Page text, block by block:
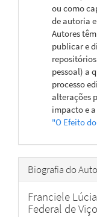
ou como
de autoria
Autores
publicar e
pessoal) a
processo
alterações
impacto e
"O Efeito
Biografia do
Franciele
Federal de